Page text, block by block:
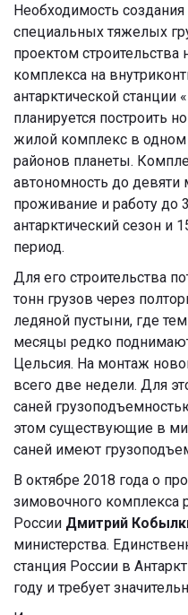
Необходимость
специальных тяжелых
проектом строительства
комплекса на
антарктической станции
планируется построить
жилой комплекс в
районов планеты.
автономность до девяти
проживание и работу до
антарктический сезон и
период.
Для его строительства
тонн грузов через
ледяной пустыни, где
месяцы редко
Цельсия. На монтаж
всего две недели. Для
саней
этом существующие в
саней имеют
В октябре 2018 года о
зимовочного комплекса
России Дмитрий
министерства.
станция России в
году и требует